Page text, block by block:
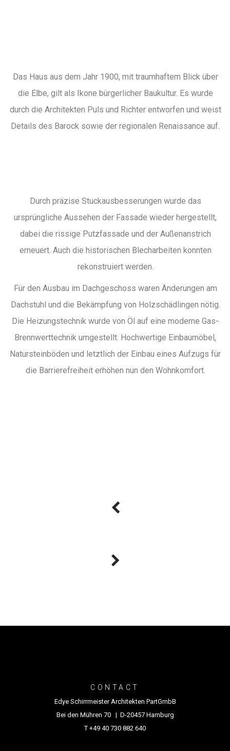
Das Haus aus dem Jahr 1900, mit traumhaftem Blick über
die Elbe, gilt als Ikone bürgerlicher Baukultur. Es wurde
durch die Architekten Puls und Richter entworfen und weist
Details des Barock sowie der regionalen Renaissance auf.
Durch präzise Stuckausbesserungen wurde das
ursprüngliche Aussehen der Fassade wieder hergestellt,
dabei die rissige Putzfassade und der Außenanstrich
erneuert. Auch die historischen Blecharbeiten konnten
rekonstruiert werden.
Für den Ausbau im Dachgeschoss waren Änderungen am
Dachstuhl und die Bekämpfung von Holzschädlingen nötig.
Die Heizungstechnik wurde von Öl auf eine moderne Gas-
Brennwerttechnik umgestellt. Hochwertige Einbaumöbel,
Natursteinböden und letztlich der Einbau eines Aufzugs für
die Barrierefreiheit erhöhen nun den Wohnkomfort.
CONTACT
Edye Schirrmeister Architekten PartGmbB
Bei den Mühren 70 | D-20457 Hamburg
T +49 40 730 882 640